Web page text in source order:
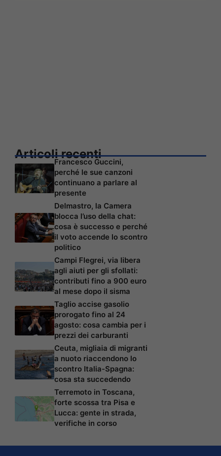
Articoli recenti
Francesco Guccini,
perché le sue canzoni
continuano a parlare al
presente
Delmastro, la Camera
blocca l’uso della chat:
cosa è successo e perché
il voto accende lo scontro
politico
Campi Flegrei, via libera
agli aiuti per gli sfollati:
contributi fino a 900 euro
al mese dopo il sisma
Taglio accise gasolio
prorogato fino al 24
agosto: cosa cambia per i
prezzi dei carburanti
Ceuta, migliaia di migranti
a nuoto riaccendono lo
scontro Italia-Spagna:
cosa sta succedendo
Terremoto in Toscana,
forte scossa tra Pisa e
Lucca: gente in strada,
verifiche in corso